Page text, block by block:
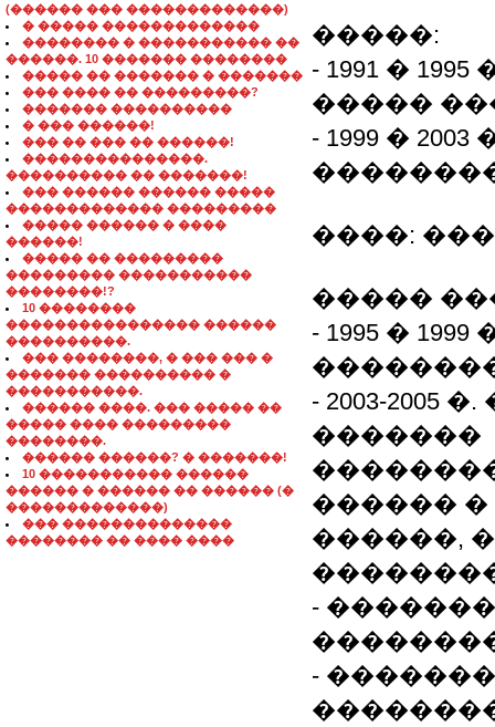
(������ ��� �������������)
� ����� �������������
�������� � ����������� ��
������. 10 ������� ��������
����� �� ������� � �������
��� ���� �� ���������?
������� ����������
� ��� ������!
��� �� ��� �� ������!
���������������.
���������� �� �������!
��� ������ ������ �����
������������� ���������
����� ������ � ����
������!
����� �� ���������
��������� �����������
��������!?
10 ��������
���������������� ������
����������.
��� ��������, � ��� ��� �
������� ���������� �
�����������.
������ ����. ��� ����� ��
����� ���� ���������
��������.
������ ������? � �������!
10 ����������� ������
������ � ������ �� ������ (�
�������������)
��� ��������������
�������� �� ���� ����
�����:
- 1991 �
�����
- 1999 �
����:
�����
- 1995 �
- 2003-
�������
������
������,
-
-